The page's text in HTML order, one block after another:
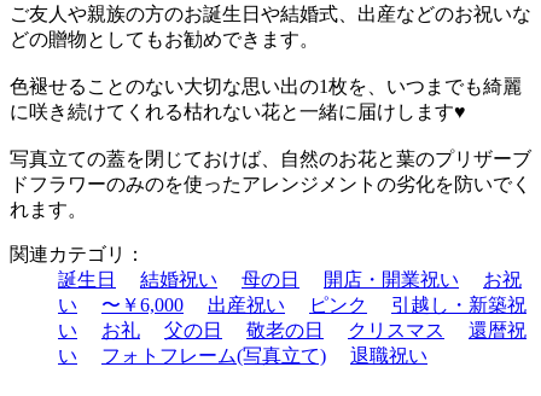
ご友人や親族の方のお誕生日や結婚式、出産などのお祝いな
どの贈物としてもお勧めできます。
色褪せることのない大切な思い出の1枚を、いつまでも綺麗
に咲き続けてくれる枯れない花と一緒に届けします♥
写真立ての蓋を閉じておけば、自然のお花と葉のプリザーブ
ドフラワーのみのを使ったアレンジメントの劣化を防いでく
れます。
関連カテゴリ：
誕生日
結婚祝い 母の日 開店・開業祝い
お祝
い
〜￥6,000 出産祝い ピンク
引越し・新築祝
い
お礼 父の日 敬老の日 クリスマス
還暦祝
い
フォトフレーム(写真立て) 退職祝い